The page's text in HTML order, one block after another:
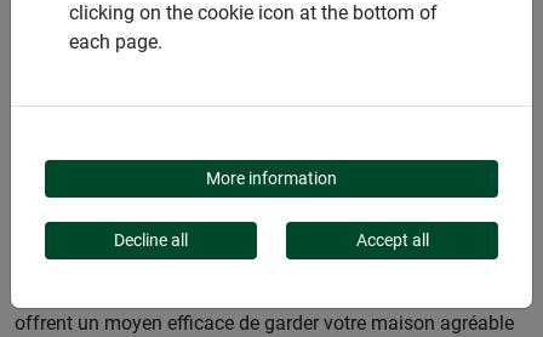
CATÉGORIE DE PRODUITS
FENÊTRES DE TOIT
fenêtres de toit, qui laissent entrer l'air frais tout en
empêchant les insectes gênants de pénétrer à l’intérieur. Nos
offrent un moyen efficace de garder votre maison agréable
clicking on the cookie icon at the bottom of
each page.
More information
Decline all Accept all